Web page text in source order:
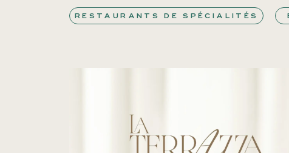
RESTAURANTS DE SPÉCIALITÉS